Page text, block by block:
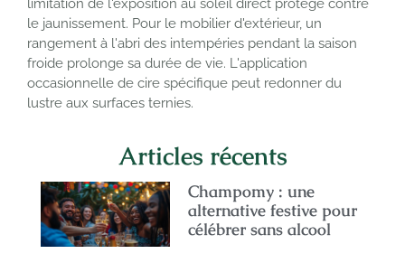
limitation de l'exposition au soleil direct protège contre
le jaunissement. Pour le mobilier d'extérieur, un
rangement à l'abri des intempéries pendant la saison
froide prolonge sa durée de vie. L'application
occasionnelle de cire spécifique peut redonner du
lustre aux surfaces ternies.
Articles récents
Champomy : une
alternative festive pour
célébrer sans alcool